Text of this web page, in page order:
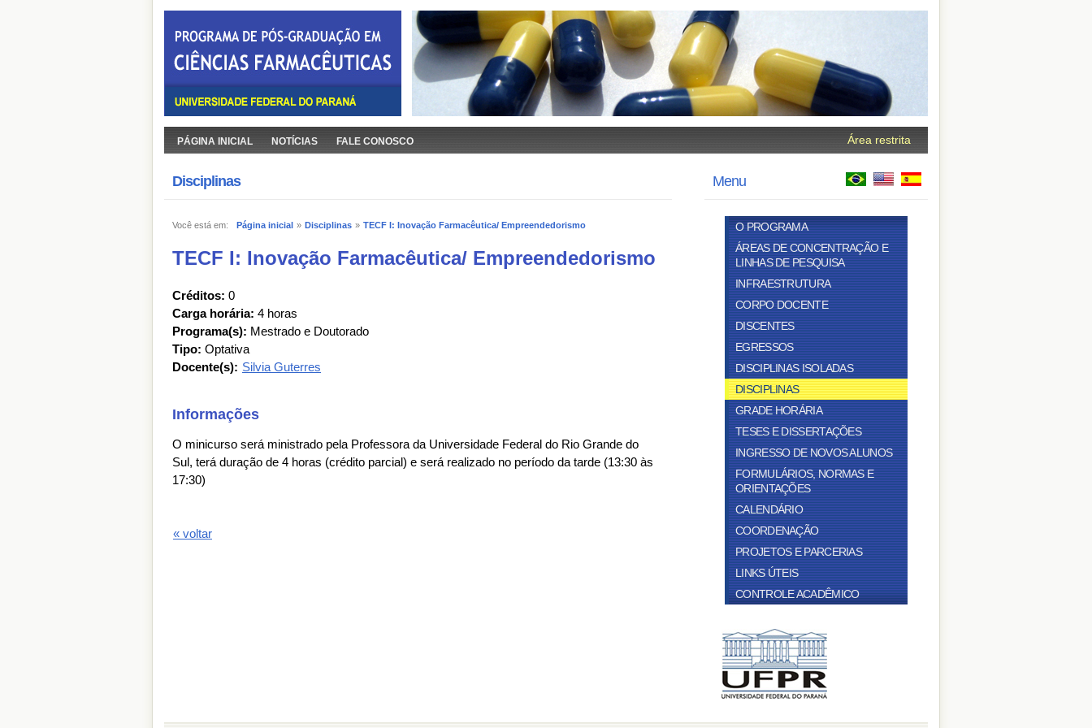
PÁGINA INICIAL NOTÍCIAS FALE CONOSCO Área restrita
Disciplinas
Você está em: Página inicial » Disciplinas » TECF I: Inovação Farmacêutica/ Empreendedorismo
TECF I: Inovação Farmacêutica/ Empreendedorismo
Créditos: 0
Carga horária: 4 horas
Programa(s): Mestrado e Doutorado
Tipo: Optativa
Docente(s): Silvia Guterres
Informações
O minicurso será ministrado pela Professora da Universidade Federal do Rio Grande do
Sul, terá duração de 4 horas (crédito parcial) e será realizado no período da tarde (13:30 às
17:30)
« voltar
Menu
O PROGRAMA
ÁREAS DE CONCENTRAÇÃO E
LINHAS DE PESQUISA
INFRAESTRUTURA
CORPO DOCENTE
DISCENTES
EGRESSOS
DISCIPLINAS ISOLADAS
DISCIPLINAS
GRADE HORÁRIA
TESES E DISSERTAÇÕES
INGRESSO DE NOVOS ALUNOS
FORMULÁRIOS, NORMAS E
ORIENTAÇÕES
CALENDÁRIO
COORDENAÇÃO
PROJETOS E PARCERIAS
LINKS ÚTEIS
CONTROLE ACADÊMICO